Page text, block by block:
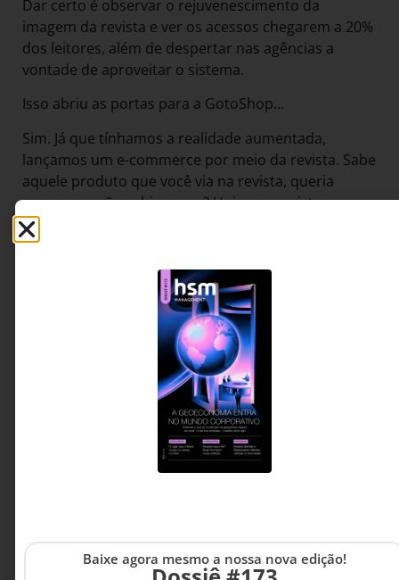
Dar certo é observar o rejuvenescimento da
imagem da revista e ver os acessos chegarem a 20%
dos leitores, além de despertar nas agências a
vontade de aproveitar o sistema.
Isso abriu as portas para a GotoShop…
Sim. Já que tínhamos a realidade aumentada,
lançamos um e-commerce por meio da revista. Sabe
aquele produto que você via na revista, queria
comprar e não sabia como? Hoje, em revistas como
_Casa Claudia e VIP_, basta pôr o celular em cima e
aparece um carrinho de supermercado no qual você
É um marketplace que montamos em parceria com
a Cnova – ela e a Abril dividem os 15% sobre as
vendas, a taxa-padrão de marketplaces.
**Como surgiu a GoBox, de clubes de assinatura?**
A Abril tem expertise em promover, gerenciar
vendas recorrentes e entregar produtos; o negócio
de vendas por assinatura é um desdobramento
natural para nós. Nossas 90 publicações falam com
assinantes e 2 mil operadores de telemarketing,
além de seis canais de venda E ainda contamos com
Baixe agora mesmo a nossa nova edição!